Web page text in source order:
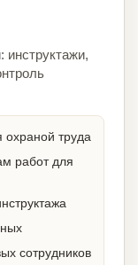
инструктажи,
охраной труда
работ для
сотрудников